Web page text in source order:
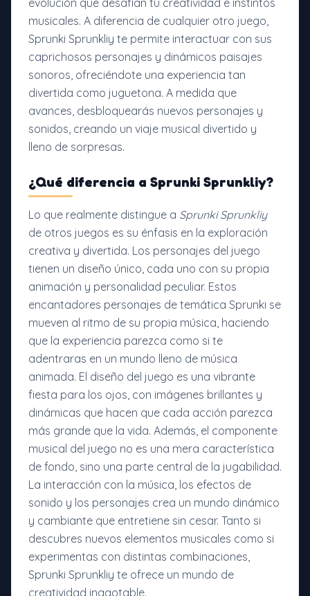
evolución que desafían tu creatividad e instintos
musicales. A diferencia de cualquier otro juego,
Sprunki Sprunkliy te permite interactuar con sus
caprichosos personajes y dinámicos paisajes
sonoros, ofreciéndote una experiencia tan
divertida como juguetona. A medida que
avances, desbloquearás nuevos personajes y
sonidos, creando un viaje musical divertido y
lleno de sorpresas.
¿Qué diferencia a Sprunki Sprunkliy?
Lo que realmente distingue a Sprunki Sprunkliy
de otros juegos es su énfasis en la exploración
creativa y divertida. Los personajes del juego
tienen un diseño único, cada uno con su propia
animación y personalidad peculiar. Estos
encantadores personajes de temática Sprunki se
mueven al ritmo de su propia música, haciendo
que la experiencia parezca como si te
adentraras en un mundo lleno de música
animada. El diseño del juego es una vibrante
fiesta para los ojos, con imágenes brillantes y
dinámicas que hacen que cada acción parezca
más grande que la vida. Además, el componente
musical del juego no es una mera característica
de fondo, sino una parte central de la jugabilidad.
La interacción con la música, los efectos de
sonido y los personajes crea un mundo dinámico
y cambiante que entretiene sin cesar. Tanto si
descubres nuevos elementos musicales como si
experimentas con distintas combinaciones,
Sprunki Sprunkliy te ofrece un mundo de
creatividad inagotable.